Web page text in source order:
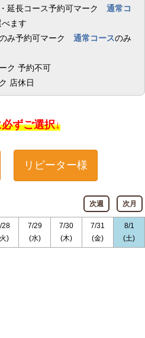
通常コ
ます
通常コースのみ
予約不可
店休日
ずご選択↓
リピーター様
次週 次月
28
)
7/29
(水)
7/30
(木)
7/31
(金)
8/1
(土)